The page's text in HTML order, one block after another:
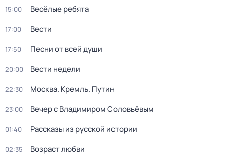
15:00 Весёлые ребята
17:00 Вести
17:50 Песни от всей души
20:00 Вести недели
22:30 Москва. Кремль. Путин
23:00 Вечер с Владимиром Соловьёвым
01:40 Рассказы из русской истории
02:35 Возраст любви